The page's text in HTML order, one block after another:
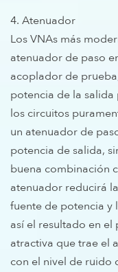
4. Atenuador
Los VNAs más
atenuador de paso
acoplador de
potencia de la
los circuitos
un atenuador de
potencia de salida,
buena combinación
atenuador reducirá
fuente de potencia y
así el resultado en
atractiva que trae el
con el nivel de ruido